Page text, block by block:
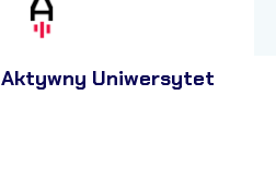
Aktywny Uniwersytet